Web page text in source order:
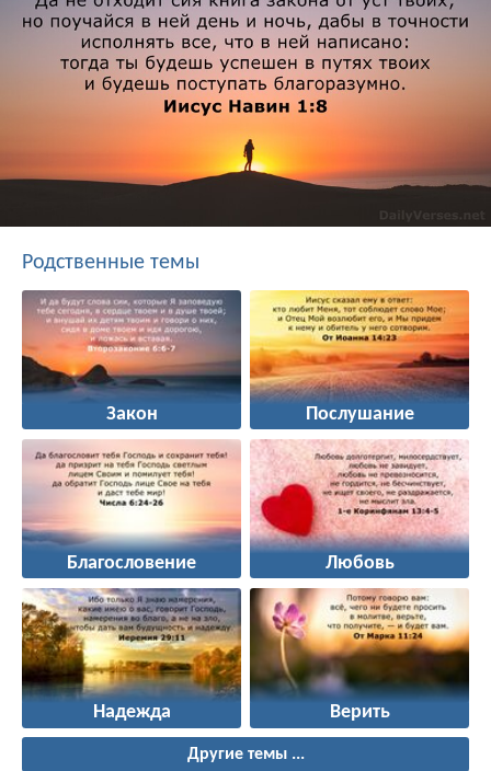
Родственные темы
Закон Послушание
Благословение Любовь
Надежда Верить
Другие темы ...